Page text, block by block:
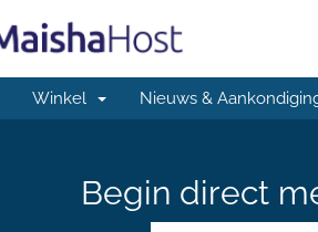
Winkel Nieuws &
Begin direct